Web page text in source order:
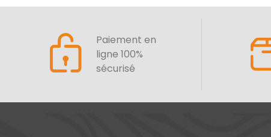
Paiement en
ligne 100%
sécurisé